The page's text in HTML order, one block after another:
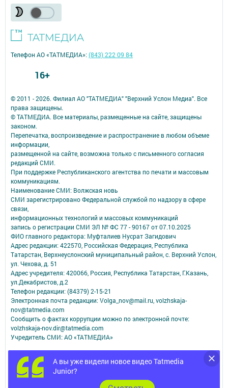
А вы уже видели новое видео Tatmedia
Junior?
© 2011 - 2026. Филиал АО "ТАТМЕДИА" "Верхний Услон Медиа". Все
права защищены.
© ТАТМЕДИА. Все материалы, размещенные на сайте, защищены
законом.
Перепечатка, воспроизведение и распространение в любом объеме
информации,
размещенной на сайте, возможна только с письменного согласия
редакций СМИ.
При поддержке Республиканского агентства по печати и массовым
коммуникациям.
Наименование СМИ: Волжская новь
СМИ зарегистрировано Федеральной службой по надзору в сфере
связи,
информационных технологий и массовых коммуникаций
запись о регистрации СМИ ЭЛ № ФС 77 - 90167 от 07.10.2025
ФИО главного редактора: Муфталиев Нусрат Загидович
Адрес редакции: 422570, Российская Федерация, Республика
Татарстан, Верхнеуслонский муниципальный район, с. Верхний Услон,
ул. Чехова, д. 51
Адрес учредителя: 420066, Россия, Республика Татарстан, Г.Казань,
ул.Декабристов, д.2
Телефон редакции: (84379) 2-15-21
Электронная почта редакции: Volga_nov@mail.ru, volzhskaja-
nov@tatmedia.com
Сообщить о фактах коррупции можно по электронной почте:
volzhskaja-nov.dir@tatmedia.com
Учредитель СМИ: АО «ТАТМЕДИА»
Антикоррупционная политика
АО «ТАТМЕДИА» использует «cookie»для персонализации сервисов и
удобства пользователей сайтом.
Использование «cookie» можно отменить в настройках браузера.
Телефон АО «ТАТМЕДИА»:(843) 222 09 84
16+